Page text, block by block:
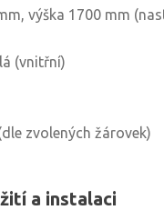
výška 1700 mm
(vnitřní)
zvolených žárovek)
a instalaci